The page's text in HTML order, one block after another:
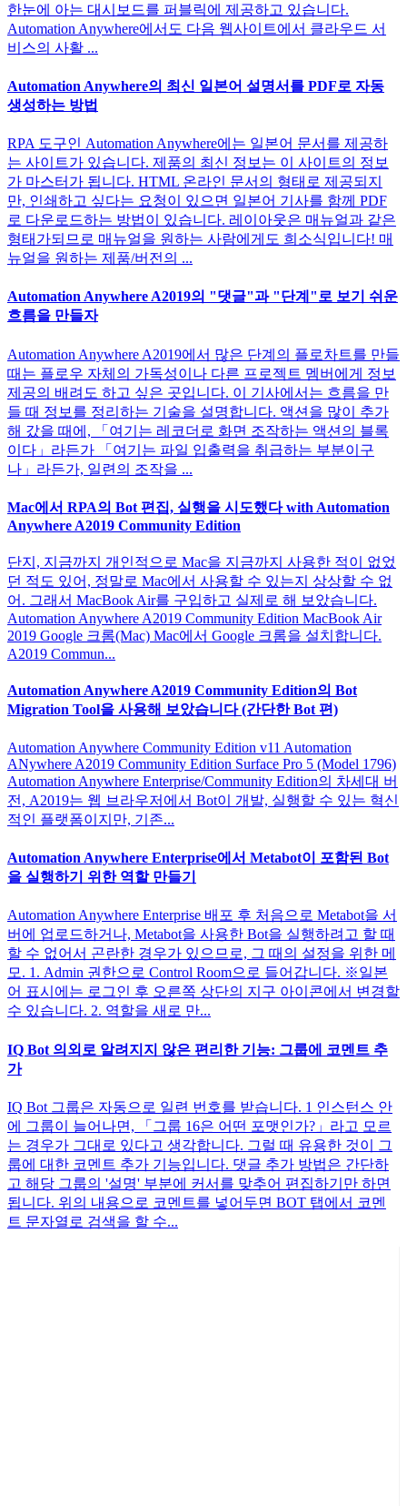
한눈에 아는 대시보드를 퍼블릭에 제공하고 있습니다.
Automation Anywhere에서도 다음 웹사이트에서 클라우드 서
비스의 사활 ...
Automation Anywhere의 최신 일본어 설명서를 PDF로 자동
생성하는 방법
RPA 도구인 Automation Anywhere에는 일본어 문서를 제공하
는 사이트가 있습니다. 제품의 최신 정보는 이 사이트의 정보
가 마스터가 됩니다. HTML 온라인 문서의 형태로 제공되지
만, 인쇄하고 싶다는 요청이 있으면 일본어 기사를 함께 PDF
로 다운로드하는 방법이 있습니다. 레이아웃은 매뉴얼과 같은
형태가되므로 매뉴얼을 원하는 사람에게도 희소식입니다! 매
뉴얼을 원하는 제품/버전의 ...
Automation Anywhere A2019의 "댓글"과 "단계"로 보기 쉬운
흐름을 만들자
Automation Anywhere A2019에서 많은 단계의 플로차트를 만들
때는 플로우 자체의 가독성이나 다른 프로젝트 멤버에게 정보
제공의 배려도 하고 싶은 곳입니다. 이 기사에서는 흐름을 만
들 때 정보를 정리하는 기술을 설명합니다. 액션을 많이 추가
해 갔을 때에, 「여기는 레코더로 화면 조작하는 액션의 블록
이다」라든가 「여기는 파일 입출력을 취급하는 부분이구
나」라든가, 일련의 조작을 ...
Mac에서 RPA의 Bot 편집, 실행을 시도했다 with Automation
Anywhere A2019 Community Edition
단지, 지금까지 개인적으로 Mac을 지금까지 사용한 적이 없었
던 적도 있어, 정말로 Mac에서 사용할 수 있는지 상상할 수 없
어. 그래서 MacBook Air를 구입하고 실제로 해 보았습니다.
Automation Anywhere A2019 Community Edition MacBook Air
2019 Google 크롬(Mac) Mac에서 Google 크롬을 설치합니다.
A2019 Commun...
Automation Anywhere A2019 Community Edition의 Bot
Migration Tool을 사용해 보았습니다 (간단한 Bot 편)
Automation Anywhere Community Edition v11 Automation
ANywhere A2019 Community Edition Surface Pro 5 (Model 1796)
Automation Anywhere Enterprise/Community Edition의 차세대 버
전, A2019는 웹 브라우저에서 Bot이 개발, 실행할 수 있는 혁신
적인 플랫폼이지만, 기존...
Automation Anywhere Enterprise에서 Metabot이 포함된 Bot
을 실행하기 위한 역할 만들기
Automation Anywhere Enterprise 배포 후 처음으로 Metabot을 서
버에 업로드하거나, Metabot을 사용한 Bot을 실행하려고 할 때
할 수 없어서 곤란한 경우가 있으므로, 그 때의 설정을 위한 메
모. 1. Admin 권한으로 Control Room으로 들어갑니다. ※일본
어 표시에는 로그인 후 오른쪽 상단의 지구 아이콘에서 변경할
수 있습니다. 2. 역할을 새로 만...
IQ Bot 의외로 알려지지 않은 편리한 기능: 그룹에 코멘트 추
가
IQ Bot 그룹은 자동으로 일련 번호를 받습니다. 1 인스턴스 안
에 그룹이 늘어나면, 「그룹 16은 어떤 포맷인가?」라고 모르
는 경우가 그대로 있다고 생각합니다. 그럴 때 유용한 것이 그
룹에 대한 코멘트 추가 기능입니다. 댓글 추가 방법은 간단하
고 해당 그룹의 '설명' 부분에 커서를 맞추어 편집하기만 하면
됩니다. 위의 내용으로 코멘트를 넣어두면 BOT 탭에서 코멘
트 문자열로 검색을 할 수...